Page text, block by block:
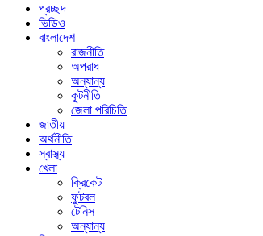
প্রচ্ছদ
ভিডিও
বাংলাদেশ
রাজনীতি
অপরাধ
অন্যান্য
কূটনীতি
জেলা পরিচিতি
জাতীয়
অর্থনীতি
স্বাস্থ্য
খেলা
ক্রিকেট
ফুটবল
টেনিস
অন্যান্য